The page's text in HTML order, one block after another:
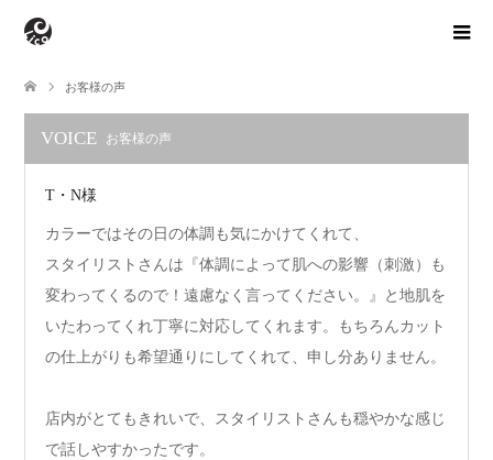
お客様の声
VOICE お客様の声
T・N様
カラーではその日の体調も気にかけてくれて、
スタイリストさんは『体調によって肌への影響（刺激）も
変わってくるので！遠慮なく言ってください。』と地肌を
いたわってくれ丁寧に対応してくれます。もちろんカット
の仕上がりも希望通りにしてくれて、申し分ありません。
店内がとてもきれいで、スタイリストさんも穏やかな感じ
で話しやすかったです。